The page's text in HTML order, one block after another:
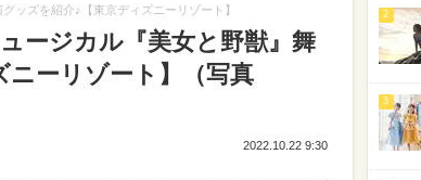
ッズを紹介♪【東京ディズニーリゾート】
ージカル『美女と野獣』舞
ニーリゾート】（写真
2022.10.22 9:30
2
3